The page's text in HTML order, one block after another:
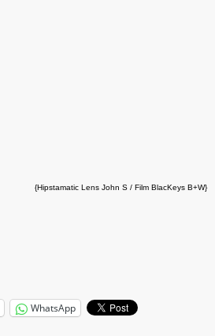
{Hipstamatic Lens John S / Film BlacKeys B+W}
WhatsApp